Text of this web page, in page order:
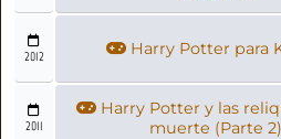
2012 Harry Potter para
2011
Harry Potter y las
muerte (Parte 2)